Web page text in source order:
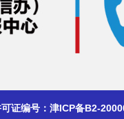
证编号：津ICP备B2-